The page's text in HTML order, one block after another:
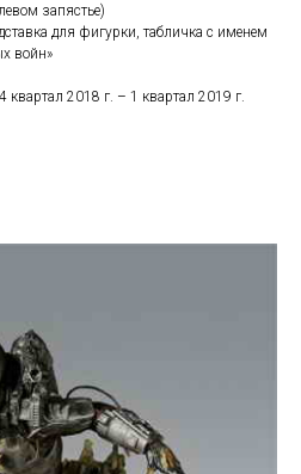
запястье)
для фигурки, табличка с именем
войн»
квартал 2018 г. – 1 квартал 2019 г.